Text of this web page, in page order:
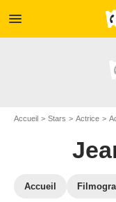
menu
Accueil Stars Actrice
Accueil